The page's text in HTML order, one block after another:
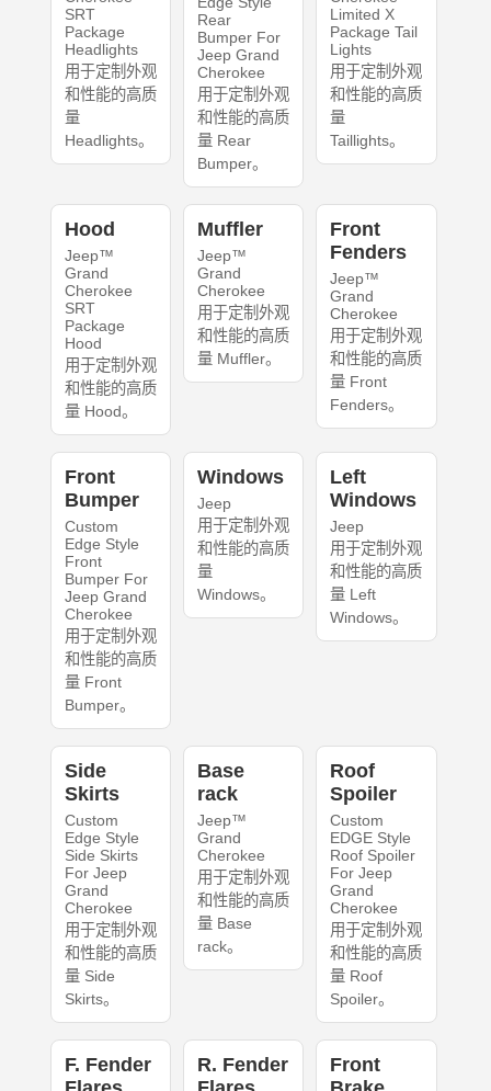
SRT
Package
Headlights
用于定制外观
和性能的高质
量
Headlights。
Rear
Bumper For
Jeep Grand
Cherokee
用于定制外观
和性能的高质
量 Rear
Bumper。
Limited X
Package Tail
Lights
用于定制外观
和性能的高质
量
Taillights。
Hood
Jeep™
Grand
Cherokee
SRT
Package
Hood
用于定制外观
和性能的高质
量 Hood。
Muffler
Jeep™
Grand
Cherokee
用于定制外观
和性能的高质
量 Muffler。
Front
Fenders
Jeep™
Grand
Cherokee
用于定制外观
和性能的高质
量 Front
Fenders。
Front
Bumper
Custom
Edge Style
Front
Bumper For
Jeep Grand
Cherokee
用于定制外观
和性能的高质
量 Front
Bumper。
Windows
Jeep
用于定制外观
和性能的高质
量
Windows。
Left
Windows
Jeep
用于定制外观
和性能的高质
量 Left
Windows。
Side
Skirts
Custom
Edge Style
Side Skirts
For Jeep
Grand
Cherokee
用于定制外观
和性能的高质
量 Side
Skirts。
Base
rack
Jeep™
Grand
Cherokee
用于定制外观
和性能的高质
量 Base
rack。
Roof
Spoiler
Custom
EDGE Style
Roof Spoiler
For Jeep
Grand
Cherokee
用于定制外观
和性能的高质
量 Roof
Spoiler。
F. Fender
R. Fender
Front